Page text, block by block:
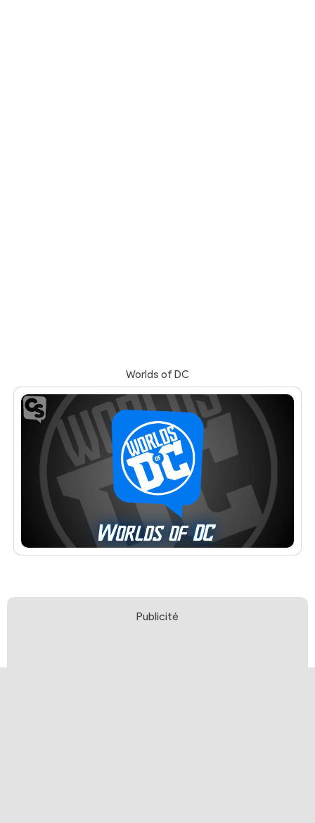
Worlds of DC
Publicité